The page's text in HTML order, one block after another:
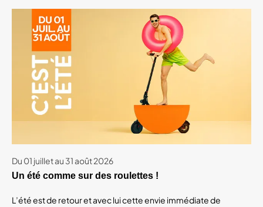
Du 01 juillet au 31 août 2026
Un été comme sur des roulettes !
L’été est de retour et avec lui cette envie immédiate de